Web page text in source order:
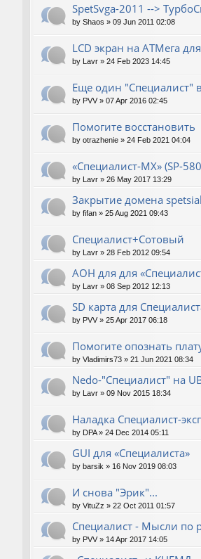
SpetSvga-2011 -->
by Shaos » 09 Jun 2011 02:08
LCD экран на АТМега
by Lavr » 24 Feb 2023 14:45
Еще один "Специалист"
by PVV » 07 Apr 2016 02:45
Помогите восстановить
by otrazhenie » 24 Feb 2021 04:04
«Специалист-МХ» (SP-
by Lavr » 26 May 2017 13:29
Закрытие домена
by fifan » 25 Aug 2021 09:43
Специалист+Сотовый
by Lavr » 28 Feb 2012 09:54
АОН для для
by Lavr » 08 Sep 2012 12:13
SD карта для
by PVV » 25 Apr 2017 06:18
Помогите опознать
by Vladimirs73 » 21 Jun 2021 08:34
Nedo-"Специалист" на
by Lavr » 09 Nov 2015 18:34
Наладка Специалист-
by DPA» 24 Dec 2014 05:11
GUI для «Специалиста»
by barsik » 16 Nov 2019 08:03
И снова "Эрик"...
by VituZz » 22 Oct 2011 01:57
Специалист - Мысли по
by PVV » 14 Apr 2017 14:05